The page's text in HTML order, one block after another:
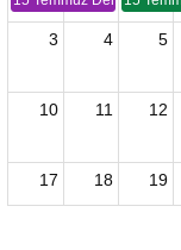
3 4 5
10 11 12
17 18 19